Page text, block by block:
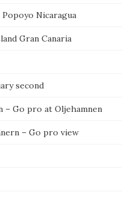
Nicaragua
Gran Canaria
second
– Go pro at Oljehamnen
– Go pro view